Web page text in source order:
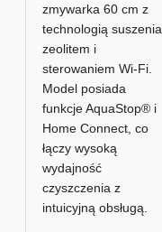
zmywarka 60 cm z
technologią suszenia
zeolitem i
sterowaniem Wi-Fi.
Model posiada
funkcje AquaStop® i
Home Connect, co
łączy wysoką
wydajność
czyszczenia z
intuicyjną obsługą.